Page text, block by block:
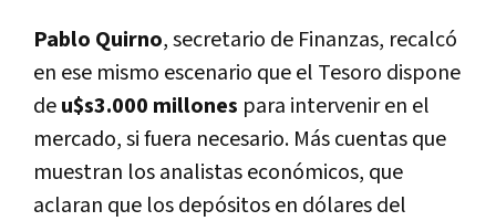
Pablo Quirno, secretario de Finanzas, recalcó
en ese mismo escenario que el Tesoro dispone
deu$s3.000 millones para intervenir en el
mercado, si fuera necesario. Más cuentas que
muestran los analistas económicos, que
aclaran que los depósitos en dólares del